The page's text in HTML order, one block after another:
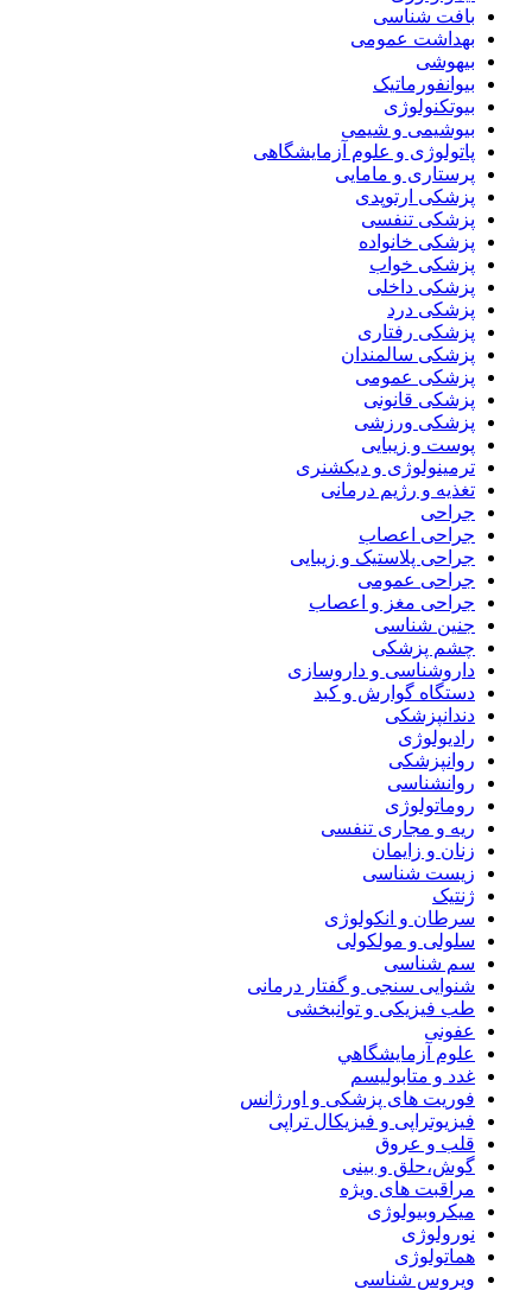
بافت شناسی
بهداشت عمومی
بیهوشی
بیوانفورماتیک
بیوتکنولوژی
بیوشیمی و شیمی
پاتولوژی و علوم آزمایشگاهی
پرستاری و مامایی
پزشکی ارتوپدی
پزشکی تنفسی
پزشکی خانواده
پزشکی خواب
پزشکی داخلی
پزشکی درد
پزشکی رفتاری
پزشکی سالمندان
پزشکی عمومی
پزشکی قانونی
پزشکی ورزشی
پوست و زیبایی
ترمینولوژی و دیکشنری
تغذیه و رژیم درمانی
جراحی
جراحی اعصاب
جراحی پلاستیک و زیبایی
جراحی عمومی
جراحی مغز و اعصاب
جنین شناسی
چشم پزشکی
داروشناسی و داروسازی
دستگاه گوارش و کبد
دندانپزشکی
رادیولوژی
روانپزشکی
روانشناسی
روماتولوژی
ریه و مجاری تنفسی
زنان و زایمان
زیست شناسی
ژنتیک
سرطان و انکولوژی
سلولی و مولکولی
سم شناسی
شنوایی سنجی و گفتار درمانی
طب فیزیکی و توانبخشی
عفونی
علوم آزمايشگاهي
غدد و متابولیسم
فوریت های پزشکی و اورژانس
فیزیوتراپی و فیزیکال تراپی
قلب و عروق
گوش،حلق و بینی
مراقبت های ویژه
میکروبیولوژی
نورولوژی
هماتولوژی
ویروس شناسی